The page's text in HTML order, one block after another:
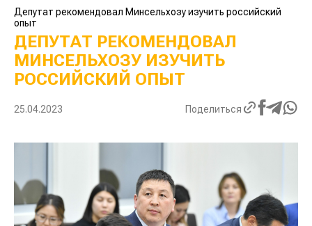
Депутат рекомендовал Минсельхозу изучить российский
опыт
ДЕПУТАТ РЕКОМЕНДОВАЛ
МИНСЕЛЬХОЗУ ИЗУЧИТЬ
РОССИЙСКИЙ ОПЫТ
25.04.2023 Поделиться